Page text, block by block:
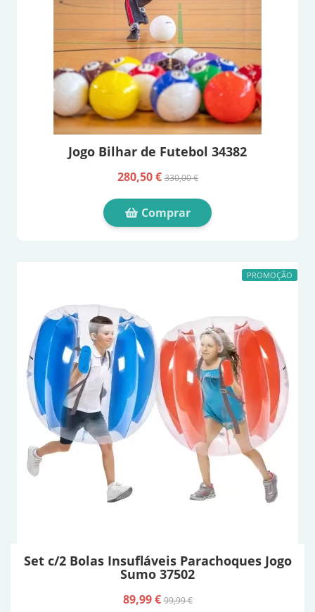
Jogo Bilhar de Futebol 34382
280,50 €330,00 €
Comprar
PROMOÇÃO
Set c/2 Bolas Insufláveis Parachoques Jogo
Sumo 37502
89,99 €99,99 €